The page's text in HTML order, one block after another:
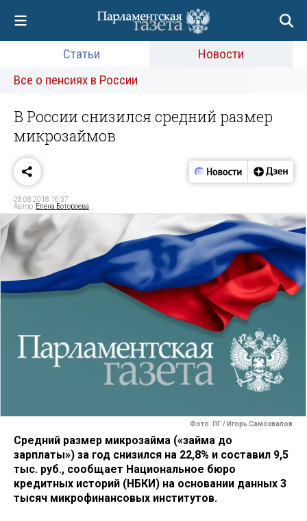
Статьи
Новости
Все о пенсиях в России
В России снизился средний размер
микрозаймов
28.08.2018 16:37
Автор: Елена Ботороева
Фото: ПГ / Игорь Самохвалов
Средний размер микрозайма («займа до
зарплаты») за год снизился на 22,8% и составил 9,5
тыс. руб., сообщает Национальное бюро
кредитных историй (НБКИ) на основании данных 3
тысяч микрофинансовых институтов.